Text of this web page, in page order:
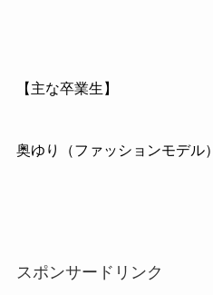
【主な卒業生】
奥ゆり（ファッションモデル）
スポンサードリンク